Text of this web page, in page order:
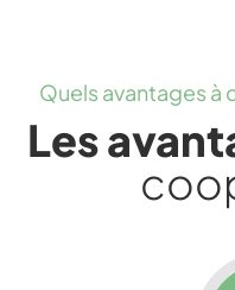
Quels avantages à
Les